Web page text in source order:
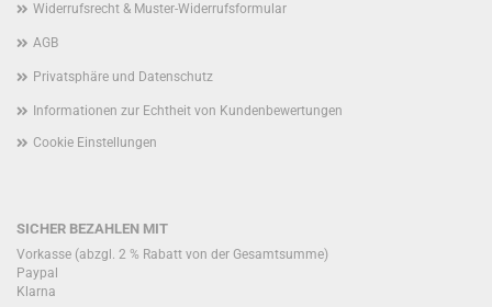
Widerrufsrecht & Muster-Widerrufsformular
AGB
Privatsphäre und Datenschutz
Informationen zur Echtheit von Kundenbewertungen
Cookie Einstellungen
SICHER BEZAHLEN MIT
Vorkasse (abzgl. 2 % Rabatt von der Gesamtsumme)
Paypal
Klarna